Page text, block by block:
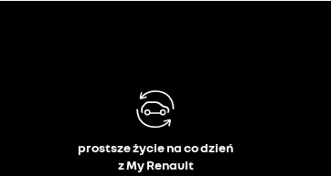
prostsze życie na co dzień
z My Renault